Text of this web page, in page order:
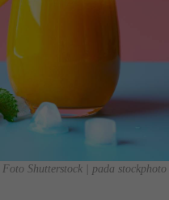
Foto Shutterstock | pada stockphoto